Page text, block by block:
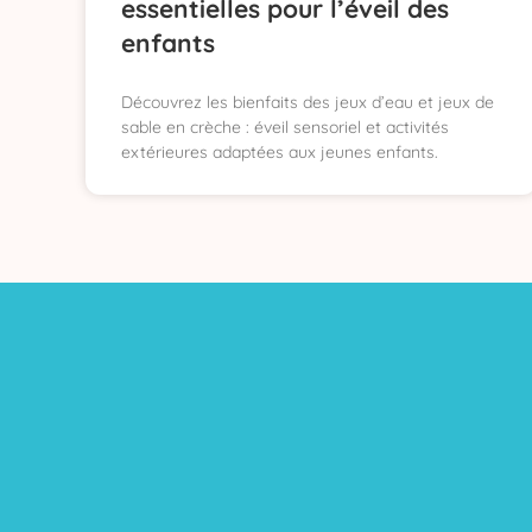
essentielles pour l’éveil des
enfants
Découvrez les bienfaits des jeux d’eau et jeux de
sable en crèche : éveil sensoriel et activités
extérieures adaptées aux jeunes enfants.